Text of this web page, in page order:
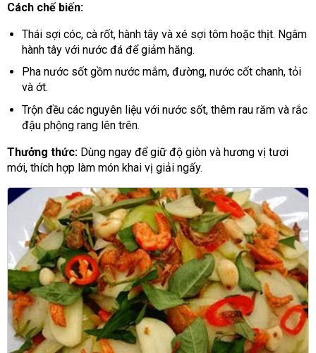
Cách chế biến:
Thái sợi cóc, cà rốt, hành tây và xé sợi tôm hoặc thịt. Ngâm
hành tây với nước đá để giảm hăng.
Pha nước sốt gồm nước mắm, đường, nước cốt chanh, tỏi
và ớt.
Trộn đều các nguyên liệu với nước sốt, thêm rau răm và rắc
đậu phộng rang lên trên.
Thưởng thức: Dùng ngay để giữ độ giòn và hương vị tươi
mới, thích hợp làm món khai vị giải ngấy.